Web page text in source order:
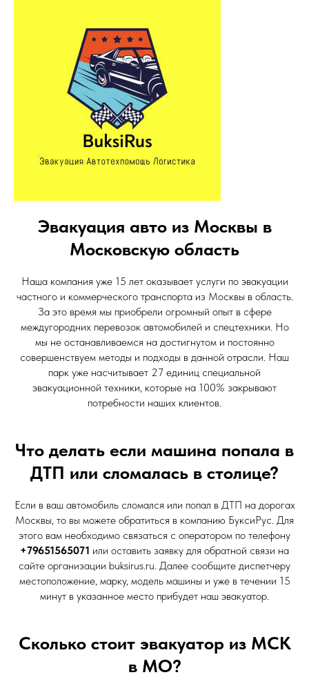
Эвакуация авто из Москвы в
Московскую область
Наша компания уже 15 лет оказывает услуги по эвакуации
частного и коммерческого транспорта из Москвы в область.
За это время мы приобрели огромный опыт в сфере
междугородних перевозок автомобилей и спецтехники. Но
мы не останавливаемся на достигнутом и постоянно
совершенствуем методы и подходы в данной отрасли. Наш
парк уже насчитывает 27 единиц специальной
эвакуационной техники, которые на 100% закрывают
потребности наших клиентов.
Что делать если машина попала в
ДТП или сломалась в столице?
Если в ваш автомобиль сломался или попал в ДТП на дорогах
Москвы, то вы можете обратиться в компанию БуксиРус. Для
этого вам необходимо связаться с оператором по телефону
+79651565071 или оставить заявку для обратной связи на
сайте организации buksirus.ru. Далее сообщите диспетчеру
местоположение, марку, модель машины и уже в течении 15
минут в указанное место прибудет наш эвакуатор.
Сколько стоит эвакуатор из МСК
в МО?